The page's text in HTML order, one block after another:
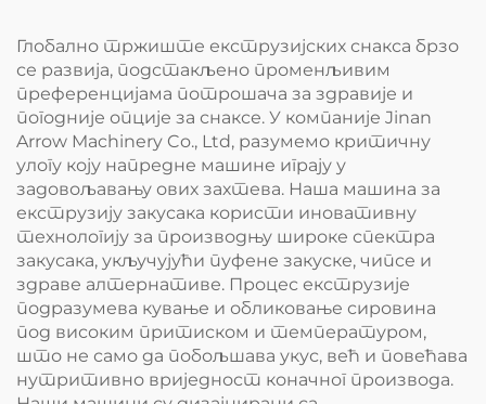
Глобално тржиште екструзијских снакса брзо
се развија, подстакљено променљивим
преференцијама потрошача за здравије и
погодније опције за снаксе. У компаније Jinan
Arrow Machinery Co., Ltd, разумемо критичну
улогу коју напредне машине играју у
задовољавању ових захтева. Наша машина за
екструзију закусака користи иновативну
технологију за производњу широке спектра
закусака, укључујући пуфене закуске, чипсе и
здраве алтернативе. Процес екструзије
подразумева кување и обликовање сировина
под високим притиском и температуром,
што не само да побољшава укус, већ и повећава
нутритивно вриједност коначног производа.